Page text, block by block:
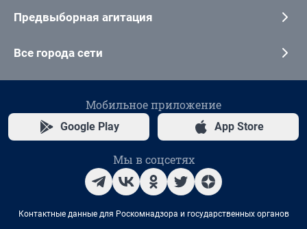
Предвыборная агитация
Все города сети
Мобильное приложение
Google Play App Store
Мы в соцсетях
Контактные данные для Роскомнадзора и государственных органов